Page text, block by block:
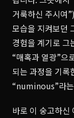
거룩하신 주시여
모습을 지켜보던
경험을 계기로 그
“매혹과 열광”으
되는 과정을 기록
“numinous”라
바로 이 숭고하신